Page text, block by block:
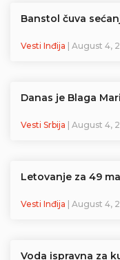
Banstol čuva
Vesti Inđija | August 4,
Danas je Blaga
Vesti Srbija | August 4,
Letovanje za 49
Vesti Inđija | August 4,
Voda ispravna za